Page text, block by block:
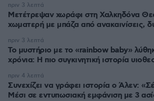
Μετέτρεψαν χωράφι στη Χαλκηδόνα
χωματερή με μπάζα από ανακαινίσεις,
πριν 3 λεπτά
Το μυστήριο με το «rainbow baby»
χρόνια: Η πιο συγκινητική ιστορία
πριν 3 λεπτά
Συνεχίζει να γράφει ιστορία ο Άλεν:
Μέσι σε εντυπωσιακή εμφάνιση με 3
πριν 4 λεπτά